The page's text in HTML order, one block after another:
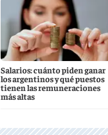
Salarios: cuánto piden ganar
los argentinos y qué puestos
tienen las remuneraciones
más altas